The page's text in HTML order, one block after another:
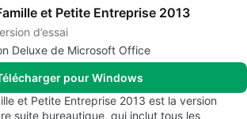
et Petite Entreprise 2013
d’essai
Deluxe de Microsoft Office
pour Windows
et Petite Entreprise 2013 est la version
suite bureautique, qui inclut tous les